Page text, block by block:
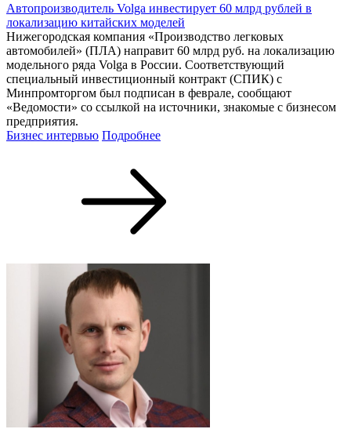
Автопроизводитель Volga инвестирует 60 млрд рублей в
локализацию китайских моделей
Нижегородская компания «Производство легковых
автомобилей» (ПЛА) направит 60 млрд руб. на локализацию
модельного ряда Volga в России. Соответствующий
специальный инвестиционный контракт (СПИК) с
Минпромторгом был подписан в феврале, сообщают
«Ведомости» со ссылкой на источники, знакомые с бизнесом
предприятия.
Бизнес интервью Подробнее